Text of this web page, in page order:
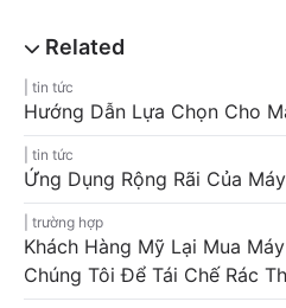
tin tức
Hướng Dẫn Lựa Chọn Cho
tin tức
Ứng Dụng Rộng Rãi Của
trường hợp
Khách Hàng Mỹ Lại Mua
Chúng Tôi Để Tái Chế Rác